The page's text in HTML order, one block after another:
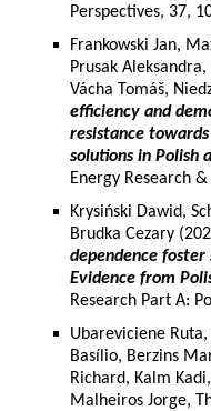
Perspectives, 37,
Frankowski Jan,
Prusak
Vácha Tomáš,
efficiency and
resistance
solutions in Polish
Energy Research
Krysiński Dawid,
Brudka Cezary
dependence
Evidence from
Research Part A:
Ubareviciene
Basílio, Berzins
Richard, Kalm
Malheiros Jorge,